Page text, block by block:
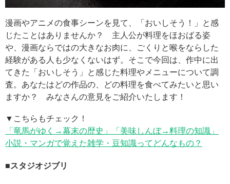
漫画やアニメの食事シーンを見て、「おいしそう！」と感
じたことはありませんか？ 主人公が料理をほおばる姿
や、漫画ならではの大きなお肉に、ごくりと喉をならした
経験がある人も少なくないはず。そこで今回は、作中に出
てきた「おいしそう」と感じた料理やメニューについて調
査。あなたはどの作品の、どの料理を食べてみたいと思い
ますか？ みなさんの意見をご紹介いたします！
▼こちらもチェック！
「竜馬がゆく→幕末の歴史」「美味しんぼ→料理の知識」
小説・マンガで覚えた雑学・豆知識ってどんなもの？
■スタジオジブリ